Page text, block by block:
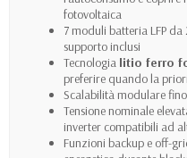
fotovoltaica
7 moduli batteria LFP
supporto inclusi
Tecnologia litio ferro
preferire quando la
Scalabilità modulare
Tensione nominale
inverter compatibili ad
Funzioni backup e off-